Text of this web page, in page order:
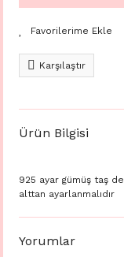
Karşılaştır
Ürün Bilgisi
925 ayar gümüş taş
alttan ayarlanmalıdır
Yorumlar